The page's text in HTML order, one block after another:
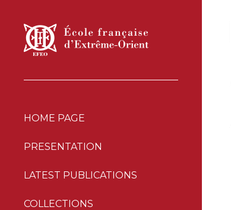
HOME PAGE
PRESENTATION
LATEST PUBLICATIONS
COLLECTIONS